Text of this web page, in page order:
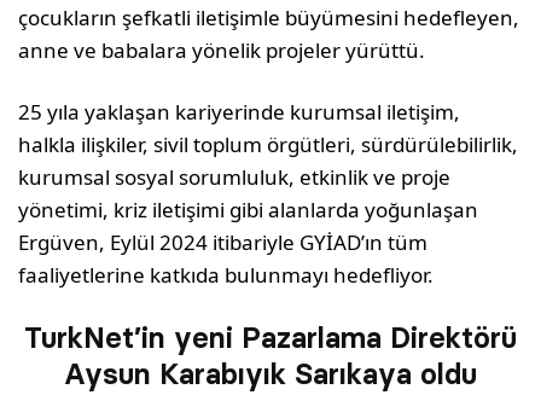
çocukların şefkatli iletişimle büyümesini hedefleyen,
anne ve babalara yönelik projeler yürüttü.
25 yıla yaklaşan kariyerinde kurumsal iletişim,
halkla ilişkiler, sivil toplum örgütleri, sürdürülebilirlik,
kurumsal sosyal sorumluluk, etkinlik ve proje
yönetimi, kriz iletişimi gibi alanlarda yoğunlaşan
Ergüven, Eylül 2024 itibariyle GYİAD’ın tüm
faaliyetlerine katkıda bulunmayı hedefliyor.
TurkNet’in yeni Pazarlama Direktörü
Aysun Karabıyık Sarıkaya oldu